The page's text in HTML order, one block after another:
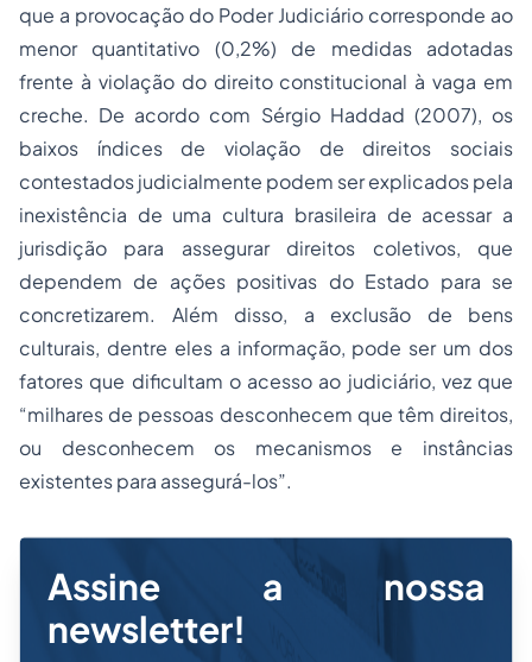
que a provocação do Poder Judiciário corresponde ao
menor quantitativo (0,2%) de medidas adotadas
frente à violação do direito constitucional à vaga em
creche. De acordo com Sérgio Haddad (2007), os
baixos índices de violação de direitos sociais
contestados judicialmente podem ser explicados pela
inexistência de uma cultura brasileira de acessar a
jurisdição para assegurar direitos coletivos, que
dependem de ações positivas do Estado para se
concretizarem. Além disso, a exclusão de bens
culturais, dentre eles a informação, pode ser um dos
fatores que dificultam o acesso ao judiciário, vez que
“milhares de pessoas desconhecem que têm direitos,
ou desconhecem os mecanismos e instâncias
existentes para assegurá-los”.
Assine a nossa
newsletter!